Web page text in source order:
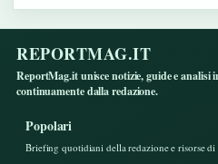
REPORTMAG.IT
ReportMag.it unisce notizie, guide e
continuamente dalla redazione.
Popolari
Briefing quotidiani della redazione e risorse di